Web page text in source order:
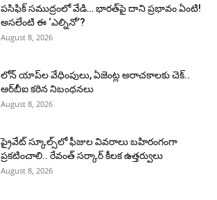
పసిఫిక్ సముద్రంలో వేడి… భారత్‌పై దాని ప్రభావం ఏంటి!
అసలేంటి ఈ ‘ఎల్నినో’?
August 8, 2026
లోన్ యాప్‌ల వేధింపులు, ఏజెంట్ల అరాచకాలకు చెక్..
ఆర్‌బీఐ కఠిన నిబంధనలు
August 8, 2026
ప్రైవేట్ స్కూల్స్‌లో ఫీజుల వివరాలు బహిరంగంగా
ప్రకటించాలి.. రేవంత్ సర్కార్ కీలక ఉత్తర్వులు
August 8, 2026